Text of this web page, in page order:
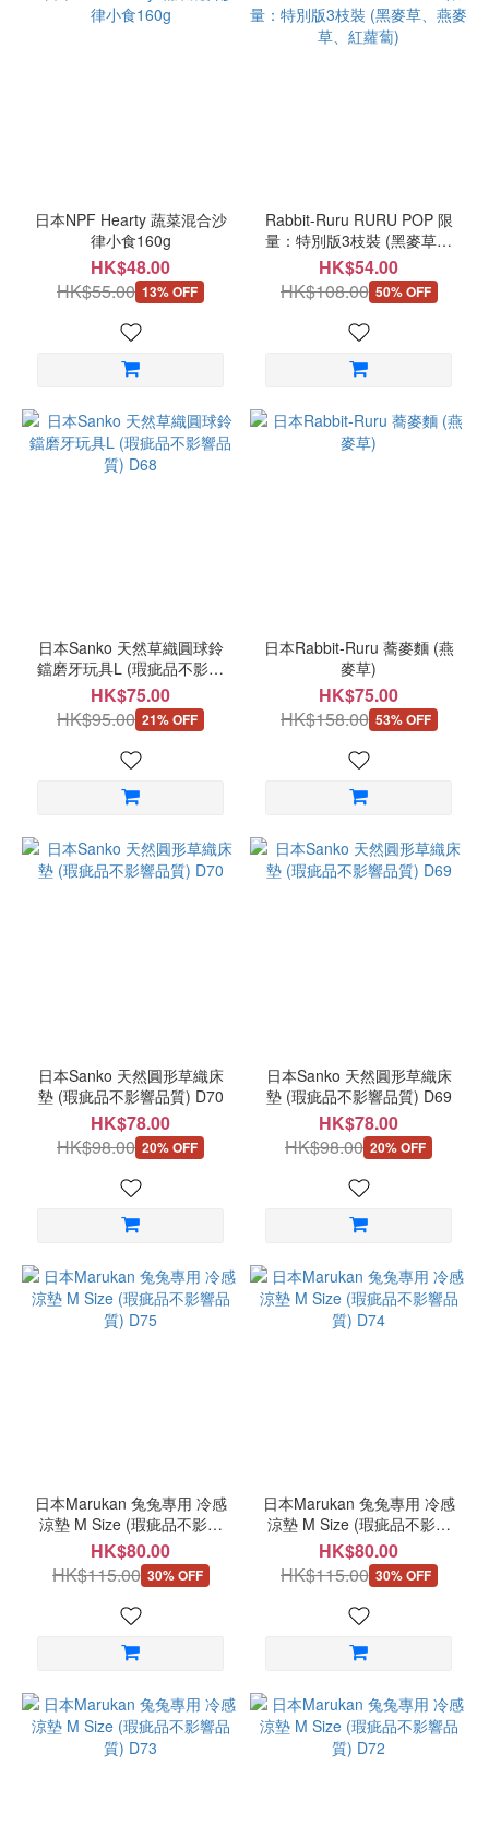
日本NPF Hearty 蔬菜混合沙
律小食160g
HK$48.00
HK$55.00 13% OFF
Rabbit-Ruru RURU POP 限
量：特別版3枝裝 (黑麥草、
燕麥草、紅蘿蔔)
HK$54.00
HK$108.00 50% OFF
日本Sanko 天然草織圓球鈴
鐺磨牙玩具L (瑕疵品不影響
品質) D68
HK$75.00
HK$95.00 21% OFF
日本Rabbit-Ruru 蕎麥麵 (燕
麥草)
HK$75.00
HK$158.00 53% OFF
日本Sanko 天然圓形草織床
墊 (瑕疵品不影響品質) D70
HK$78.00
HK$98.00 20% OFF
日本Sanko 天然圓形草織床
墊 (瑕疵品不影響品質) D69
HK$78.00
HK$98.00 20% OFF
日本Marukan 兔兔專用 冷感
涼墊 M Size (瑕疵品不影響
品質) D75
HK$80.00
HK$115.00 30% OFF
日本Marukan 兔兔專用 冷感
涼墊 M Size (瑕疵品不影響
品質) D74
HK$80.00
HK$115.00 30% OFF